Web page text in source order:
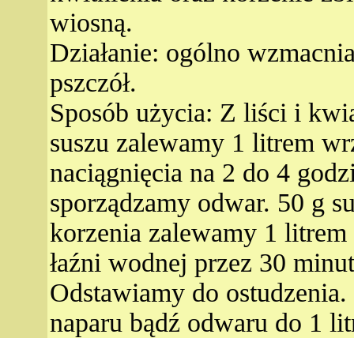
wiosną.
Działanie: ogólno
pszczół.
Sposób użycia: Z liści i
suszu zalewamy 1 litrem
naciągnięcia na 2 do 4
sporządzamy odwar. 50 g
korzenia zalewamy 1
łaźni wodnej przez 30
Odstawiamy do
naparu bądź odwaru do 1